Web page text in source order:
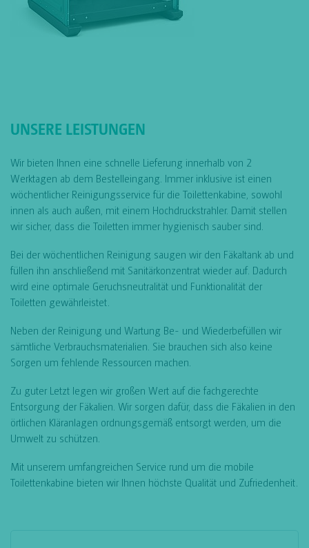
UNSERE LEISTUNGEN
Wir bieten Ihnen eine schnelle Lieferung innerhalb von 2
Werktagen ab dem Bestelleingang. Immer inklusive ist einen
wöchentlicher Reinigungsservice für die Toilettenkabine, sowohl
innen als auch außen, mit einem Hochdruckstrahler. Damit stellen
wir sicher, dass die Toiletten immer hygienisch sauber sind.
Bei der wöchentlichen Reinigung saugen wir den Fäkaltank ab und
füllen ihn anschließend mit Sanitärkonzentrat wieder auf. Dadurch
wird eine optimale Geruchsneutralität und Funktionalität der
Toiletten gewährleistet.
Neben der Reinigung und Wartung Be- und Wiederbefüllen wir
sämtliche Verbrauchsmaterialien. Sie brauchen sich also keine
Sorgen um fehlende Ressourcen machen.
Zu guter Letzt legen wir großen Wert auf die fachgerechte
Entsorgung der Fäkalien. Wir sorgen dafür, dass die Fäkalien in den
örtlichen Kläranlagen ordnungsgemäß entsorgt werden, um die
Umwelt zu schützen.
Mit unserem umfangreichen Service rund um die mobile
Toilettenkabine bieten wir Ihnen höchste Qualität und Zufriedenheit.